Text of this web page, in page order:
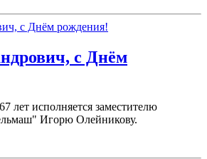
с Днём
лет исполняется заместителю
Игорю Олейникову.